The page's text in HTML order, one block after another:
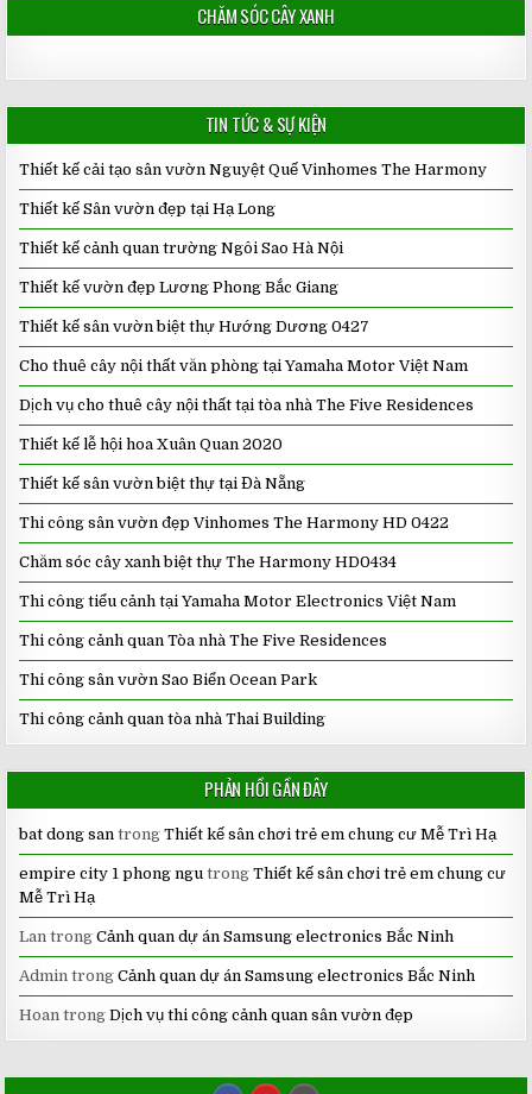
CHĂM SÓC CÂY XANH
TIN TỨC & SỰ KIỆN
Thiết kế cải tạo sân vườn Nguyệt Quế Vinhomes The Harmony
Thiết kế Sân vườn đẹp tại Hạ Long
Thiết kế cảnh quan trường Ngôi Sao Hà Nội
Thiết kế vườn đẹp Lương Phong Bắc Giang
Thiết kế sân vườn biệt thự Hướng Dương 0427
Cho thuê cây nội thất văn phòng tại Yamaha Motor Việt Nam
Dịch vụ cho thuê cây nội thất tại tòa nhà The Five Residences
Thiết kế lễ hội hoa Xuân Quan 2020
Thiết kế sân vườn biệt thự tại Đà Nẵng
Thi công sân vườn đẹp Vinhomes The Harmony HD 0422
Chăm sóc cây xanh biệt thự The Harmony HD0434
Thi công tiểu cảnh tại Yamaha Motor Electronics Việt Nam
Thi công cảnh quan Tòa nhà The Five Residences
Thi công sân vườn Sao Biển Ocean Park
Thi công cảnh quan tòa nhà Thai Building
PHẢN HỒI GẦN ĐÂY
bat dong san trongThiết kế sân chơi trẻ em chung cư Mễ Trì Hạ
empire city 1 phong ngu trongThiết kế sân chơi trẻ em chung cư
Mễ Trì Hạ
Lan trongCảnh quan dự án Samsung electronics Bắc Ninh
Admin trongCảnh quan dự án Samsung electronics Bắc Ninh
Hoan trongDịch vụ thi công cảnh quan sân vườn đẹp